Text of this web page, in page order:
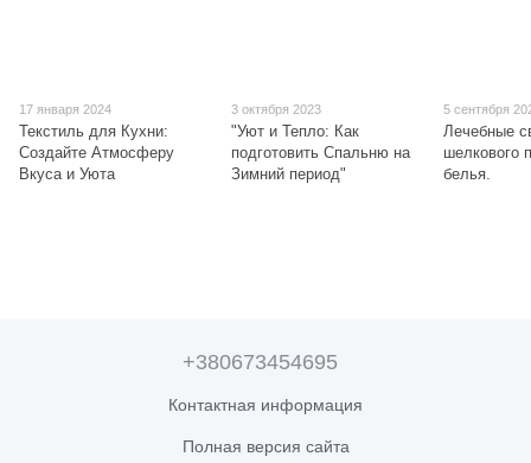
17 января 2024
Текстиль для Кухни:
Создайте Атмосферу
Вкуса и Уюта
3 октября 2023
"Уют и Тепло: Как
подготовить Спальню на
Зимний период"
5 сентября
Лечебные
шелкового
белья.
+380673454695
Контактная информация
Полная версия сайта